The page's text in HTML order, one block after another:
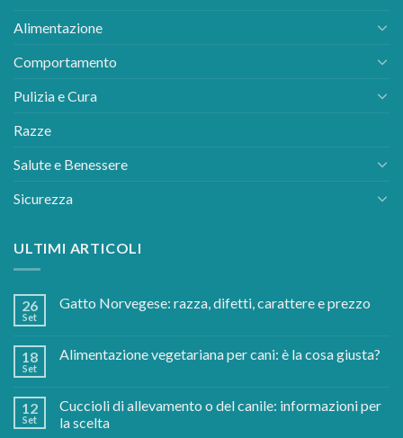
Alimentazione
Comportamento
Pulizia e Cura
Razze
Salute e Benessere
Sicurezza
ULTIMI ARTICOLI
26
Set
Gatto Norvegese: razza, difetti, carattere e prezzo
18
Set
Alimentazione vegetariana per cani: è la cosa giusta?
12
Set
Cuccioli di allevamento o del canile: informazioni per
la scelta